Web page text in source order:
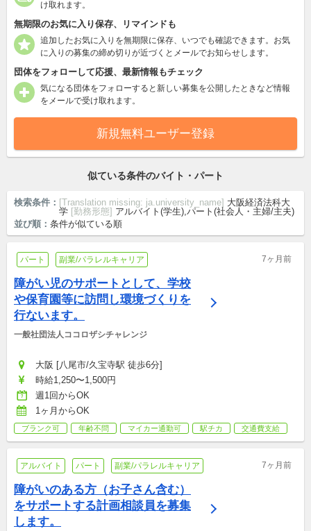
け取れます。
無期限のお気に入り保存、リマインドも
追加したお気に入りを無期限に保存、いつでも確認できます。お気
に入りの募集の締め切りが近づくとメールでお知らせします。
団体をフォローして応援、最新情報もチェック
気になる団体をフォローすると新しい募集を公開したときなど情報
をメールで受け取れます。
新規無料ユーザー登録
似ている条件のバイト・パート
検索条件： [Translation missing: ja.university_name] 大阪経済法科大
学 [勤務形態] アルバイト(学生),パート(社会人・主婦/主夫)
並び順： 条件が似ている順
パート 副業/パラレルキャリア 7ヶ月前
障がい児のサポートとして、学校
や保育園等に訪問し環境づくりを
行ないます。
一般社団法人ココロザシチャレンジ
大阪 [八尾市/久宝寺駅 徒歩6分]
時給1,250〜1,500円
週1回からOK
1ヶ月からOK
ブランク可 年齢不問 マイカー通勤可 駅チカ 交通費支給
アルバイト パート 副業/パラレルキャリア 7ヶ月前
障がいのある方（お子さん含む）
をサポートする計画相談員を募集
します。